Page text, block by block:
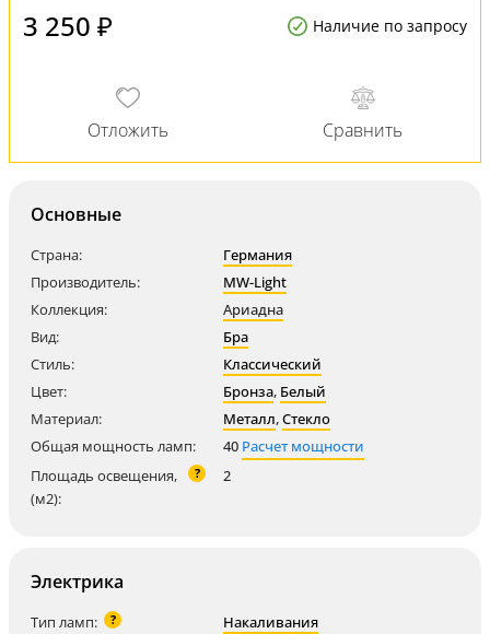
3 250 ₽ Наличие по запросу
Основные
Страна:
Германия
Производитель:
MW-Light
Коллекция:
Ариадна
Вид:
Бра
Стиль:
Классический
Цвет:
Бронза, Белый
Материал:
Металл,Стекло
Общая мощность ламп:
40 Расчет мощности
Площадь освещения,
(м2):
? 2
Электрика
Тип ламп: ?
Накаливания